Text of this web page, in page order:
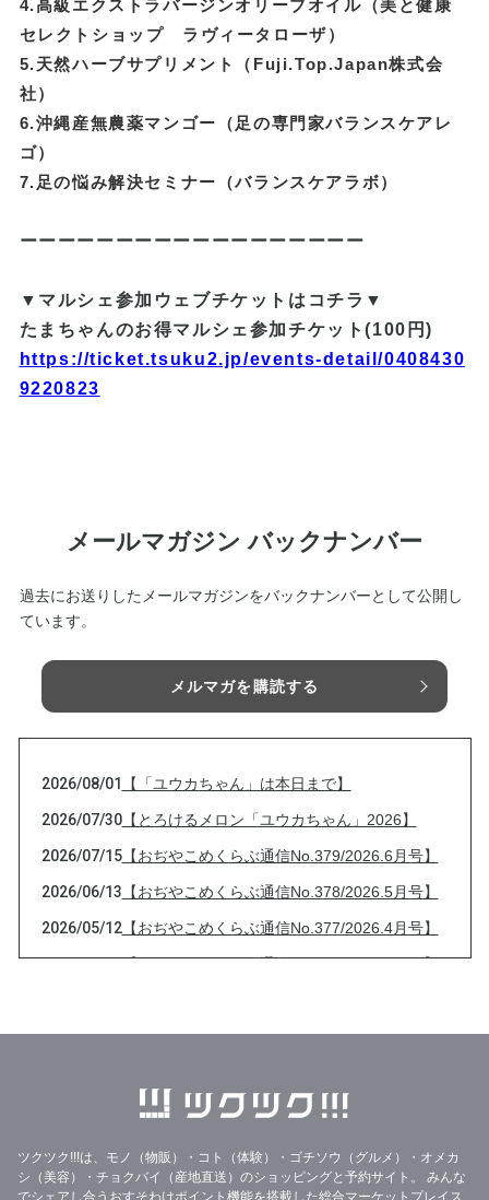
4.高級エクストラバージンオリーブオイル（美と健康
セレクトショップ ラヴィータローザ）
5.天然ハーブサプリメント（Fuji.Top.Japan株式会
社）
6.沖縄産無農薬マンゴー（足の専門家バランスケアレ
ゴ）
7.足の悩み解決セミナー（バランスケアラボ）
ーーーーーーーーーーーーーーーーーー
▼マルシェ参加ウェブチケットはコチラ▼
たまちゃんのお得マルシェ参加チケット(100円)
https://ticket.tsuku2.jp/events-detail/0408430
9220823
メールマガジン バックナンバー
過去にお送りしたメールマガジンをバックナンバーとして公開し
ています。
メルマガを購読する
2026/08/01 【「ユウカちゃん」は本日まで】
2026/07/30【とろけるメロン「ユウカちゃん」2026】
2026/07/15【おぢやこめくらぶ通信No.379/2026.6月号】
2026/06/13 【おぢやこめくらぶ通信No.378/2026.5月号】
2026/05/12【おぢやこめくらぶ通信No.377/2026.4月号】
2026/04/13【おぢやこめくらぶ通信No.376/2026.3月号】
2026/02/08大雪と【おぢやこめくらぶ通信No.374/2026.1
33%OFF美味しいりんごジュースのフードレス
キュー
2026/01/14【2026年特別セット】
2025/12/31年末年始の営業と【おぢやこめくらぶ通信No.3
ツクツク!!!は、モノ（物販）・コト（体験）・ゴチソウ（グルメ）・オメカ
シ（美容）・チョクバイ（産地直送）のショッピングと予約サイト。
みんな
でシェアし合うおすそわけポイント機能を搭載した総合マーケットプレイス